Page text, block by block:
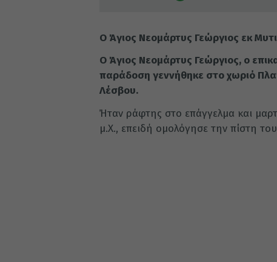
Ο Άγιος Νεομάρτυς Γεώργιος εκ
Ο Άγιος Νεομάρτυς Γεώργιος, ο
παράδοση γεννήθηκε στο χωριό
Λέσβου.
Ήταν ράφτης στο επάγγελμα και
μ.Χ., επειδή ομολόγησε την πίστη